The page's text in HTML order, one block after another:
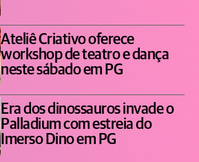
Ateliê Criativo oferece
workshop de teatro e dança
neste sábado em PG
Era dos dinossauros invade o
Palladium com estreia do
Imerso Dino em PG